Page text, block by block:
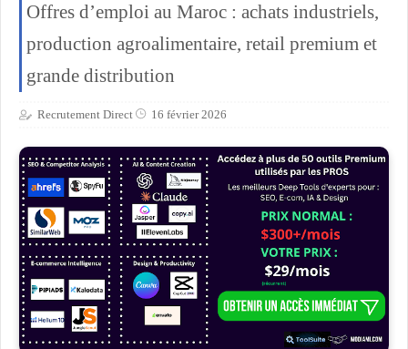
Offres d’emploi au Maroc : achats industriels,
production agroalimentaire, retail premium et
grande distribution
Recrutement Direct 16 février 2026